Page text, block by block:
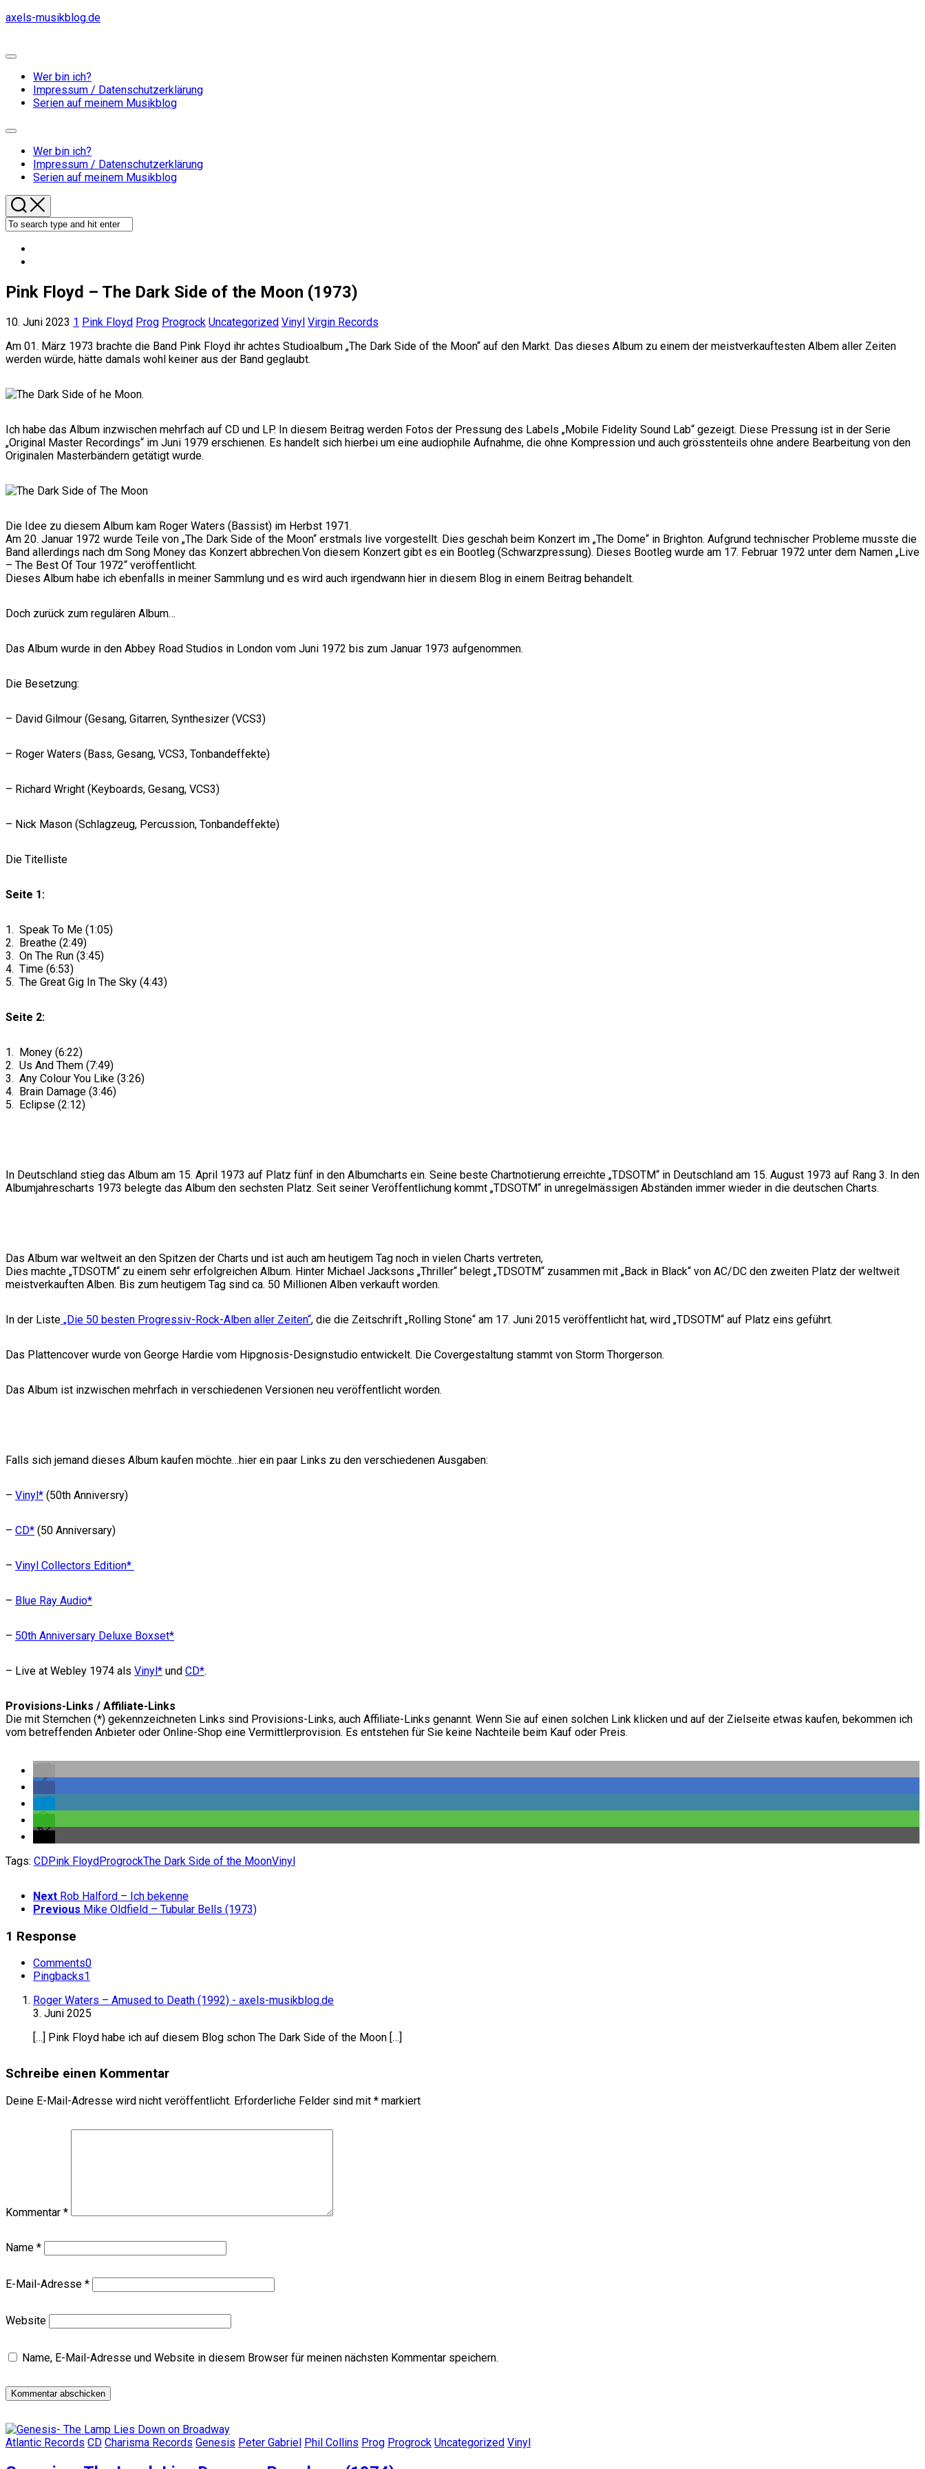
Skip
axels-musikblog.de
Expand
Wer bin ich?
Impressum / Datenschutzerklärung
Serien auf meinem Musikblog
Expand
Wer bin ich?
Impressum / Datenschutzerklärung
Serien auf meinem Musikblog
Pink Floyd – The Dark Side of the Moon (1973)
10. Juni 2023 1 Pink Floyd Prog Progrock Uncategorized Vinyl Virgin Records
Am 01. März 1973 brachte die Band Pink Floyd ihr achtes Studioalbum „The Dark Side of the Moon“ auf den Markt. Das dieses Album zu einem der meistverkauftesten Albem aller Zeiten
werden würde, hätte damals wohl keiner aus der Band geglaubt.
Ich habe das Album inzwischen mehrfach auf CD und LP. In diesem Beitrag werden Fotos der Pressung des Labels „Mobile Fidelity Sound Lab“ gezeigt. Diese Pressung ist in der Serie
„Original Master Recordings“ im Juni 1979 erschienen. Es handelt sich hierbei um eine audiophile Aufnahme, die ohne Kompression und auch grösstenteils ohne andere Bearbeitung von den
Originalen Masterbändern getätigt wurde.
Die Idee zu diesem Album kam Roger Waters (Bassist) im Herbst 1971.
Am 20. Januar 1972 wurde Teile von „The Dark Side of the Moon“ erstmals live vorgestellt. Dies geschah beim Konzert im „The Dome“ in Brighton. Aufgrund technischer Probleme musste die
Band allerdings nach dm Song Money das Konzert abbrechen.Von diesem Konzert gibt es ein Bootleg (Schwarzpressung). Dieses Bootleg wurde am 17. Februar 1972 unter dem Namen „Live
– The Best Of Tour 1972“ veröffentlicht.
Dieses Album habe ich ebenfalls in meiner Sammlung und es wird auch irgendwann hier in diesem Blog in einem Beitrag behandelt.
Doch zurück zum regulären Album…
Das Album wurde in den Abbey Road Studios in London vom Juni 1972 bis zum Januar 1973 aufgenommen.
Die Besetzung:
– David Gilmour (Gesang, Gitarren, Synthesizer (VCS3)
– Roger Waters (Bass, Gesang, VCS3, Tonbandeffekte)
– Richard Wright (Keyboards, Gesang, VCS3)
– Nick Mason (Schlagzeug, Percussion, Tonbandeffekte)
Die Titelliste
Seite 1:
1. Speak To Me (1:05)
2. Breathe (2:49)
3. On The Run (3:45)
4. Time (6:53)
5. The Great Gig In The Sky (4:43)
Seite 2:
1. Money (6:22)
2. Us And Them (7:49)
3. Any Colour You Like (3:26)
4. Brain Damage (3:46)
5. Eclipse (2:12)
In Deutschland stieg das Album am 15. April 1973 auf Platz fünf in den Albumcharts ein. Seine beste Chartnotierung erreichte „TDSOTM“ in Deutschland am 15. August 1973 auf Rang 3. In den
Albumjahrescharts 1973 belegte das Album den sechsten Platz. Seit seiner Veröffentlichung kommt „TDSOTM“ in unregelmässigen Abständen immer wieder in die deutschen Charts.
Das Album war weltweit an den Spitzen der Charts und ist auch am heutigem Tag noch in vielen Charts vertreten,
Dies machte „TDSOTM“ zu einem sehr erfolgreichen Album. Hinter Michael Jacksons „Thriller“ belegt „TDSOTM“ zusammen mit „Back in Black“ von AC/DC den zweiten Platz der weltweit
meistverkauften Alben. Bis zum heutigem Tag sind ca. 50 Millionen Alben verkauft worden.
In der Liste „Die 50 besten Progressiv-Rock-Alben aller Zeiten“, die die Zeitschrift „Rolling Stone“ am 17. Juni 2015 veröffentlicht hat, wird „TDSOTM“ auf Platz eins geführt.
Das Plattencover wurde von George Hardie vom Hipgnosis-Designstudio entwickelt. Die Covergestaltung stammt von Storm Thorgerson.
Das Album ist inzwischen mehrfach in verschiedenen Versionen neu veröffentlicht worden.
Falls sich jemand dieses Album kaufen möchte…hier ein paar Links zu den verschiedenen Ausgaben:
– Vinyl* (50th Anniversry)
– CD* (50 Anniversary)
– Vinyl Collectors Edition*
– Blue Ray Audio*
– 50th Anniversary Deluxe Boxset*
– Live at Webley 1974 als Vinyl* und CD*.
Provisions-Links / Affiliate-Links
Die mit Sternchen (*) gekennzeichneten Links sind Provisions-Links, auch Affiliate-Links genannt. Wenn Sie auf einen solchen Link klicken und auf der Zielseite etwas kaufen, bekommen ich
vom betreffenden Anbieter oder Online-Shop eine Vermittlerprovision. Es entstehen für Sie keine Nachteile beim Kauf oder Preis.
Tags: CDPink FloydProgrockThe Dark Side of the MoonVinyl
Next Rob Halford – Ich bekenne
Previous Mike Oldfield – Tubular Bells (1973)
1 Response
Comments0
Pingbacks1
Roger Waters – Amused to Death (1992) - axels-musikblog.de
3. Juni 2025
[…] Pink Floyd habe ich auf diesem Blog schon The Dark Side of the Moon […]
Schreibe einen Kommentar
Deine E-Mail-Adresse wird nicht veröffentlicht. Erforderliche Felder sind mit * markiert
Kommentar *
Name *
E-Mail-Adresse *
Website
Name, E-Mail-Adresse und Website in diesem Browser für meinen nächsten Kommentar speichern.
Atlantic Records CD Charisma Records Genesis Peter Gabriel Phil Collins Prog Progrock Uncategorized Vinyl